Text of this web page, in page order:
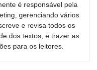
é responsável pela
gerenciando vários
e revisa todos os
dos textos, e trazer as
para os leitores.